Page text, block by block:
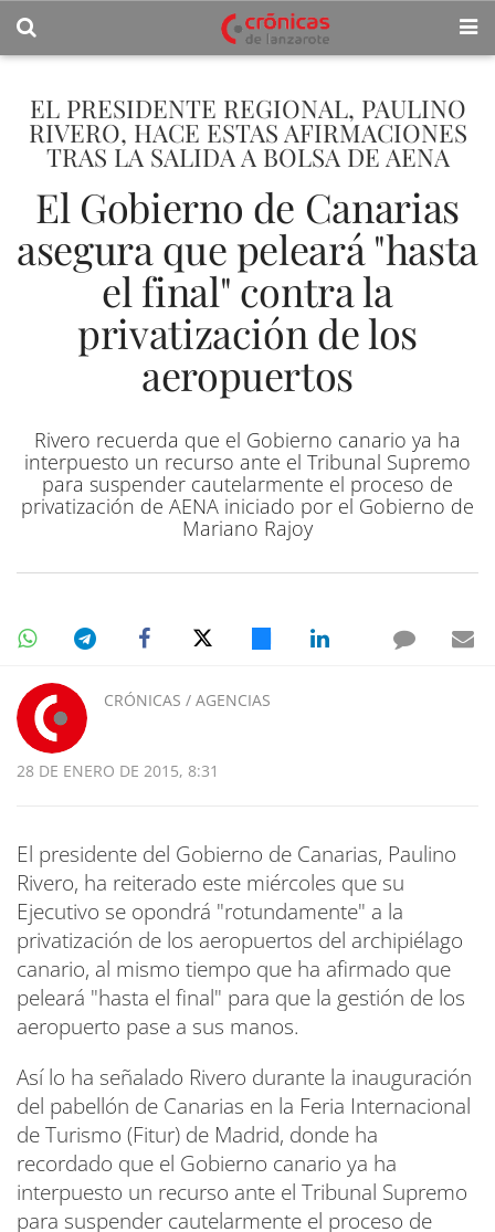
EL PRESIDENTE REGIONAL, PAULINO
RIVERO, HACE ESTAS AFIRMACIONES
TRAS LA SALIDA A BOLSA DE AENA
El Gobierno de Canarias
asegura que peleará "hasta
el final" contra la
privatización de los
aeropuertos
Rivero recuerda que el Gobierno canario ya ha
interpuesto un recurso ante el Tribunal Supremo
para suspender cautelarmente el proceso de
privatización de AENA iniciado por el Gobierno de
Mariano Rajoy
CRÓNICAS / AGENCIAS
28 DE ENERO DE 2015, 8:31
El presidente del Gobierno de Canarias, Paulino
Rivero, ha reiterado este miércoles que su
Ejecutivo se opondrá "rotundamente" a la
privatización de los aeropuertos del archipiélago
canario, al mismo tiempo que ha afirmado que
peleará "hasta el final" para que la gestión de los
aeropuerto pase a sus manos.
Así lo ha señalado Rivero durante la inauguración
del pabellón de Canarias en la Feria Internacional
de Turismo (Fitur) de Madrid, donde ha
recordado que el Gobierno canario ya ha
interpuesto un recurso ante el Tribunal Supremo
para suspender cautelarmente el proceso de